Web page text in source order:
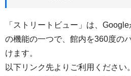
「ストリートビュー」は、
の機能の一つで、館内を360度の
けます。
以下リンク先よりご利用ください。